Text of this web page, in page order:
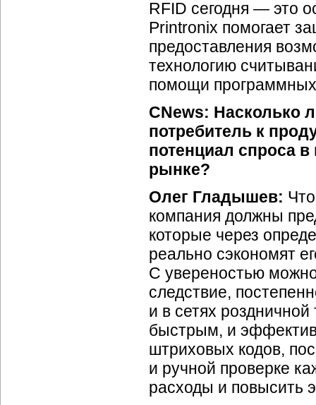
RFID сегодня — это
Printronix помогает
предоставления
технологию
помощи программных
CNews: Насколько
потребитель к
потенциал спроса в
рынке?
Олег Гладышев:
компания должны
которые через
реально сэкономят
С увереностью
следствие,
и в сетях
быстрым, и
штриховых кодов,
и ручной проверке
расходы и повысить